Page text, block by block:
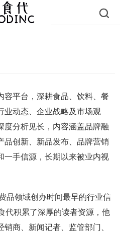
容平台，深耕食品、饮料、餐
业动态、企业战略及市场观
度分析见长，内容涵盖品牌融
品创新、新品发布、品牌营销
一手信源，长期以来被业内视
品领域创办时间最早的行业信
代积累了深厚的读者资源，他
商、新闻记者、监管部门、